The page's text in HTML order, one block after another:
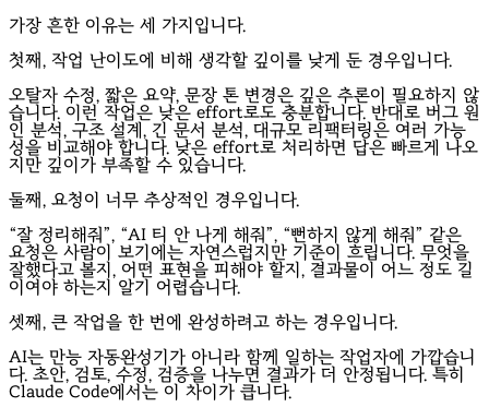
가장 흔한 이유는 세 가지입니다.
첫째, 작업 난이도에 비해 생각할 깊이를 낮게 둔 경우입니다.
오탈자 수정, 짧은 요약, 문장 톤 변경은 깊은 추론이 필요하지 않
습니다. 이런 작업은 낮은 effort로도 충분합니다. 반대로 버그 원
인 분석, 구조 설계, 긴 문서 분석, 대규모 리팩터링은 여러 가능
성을 비교해야 합니다. 낮은 effort로 처리하면 답은 빠르게 나오
지만 깊이가 부족할 수 있습니다.
둘째, 요청이 너무 추상적인 경우입니다.
“잘 정리해줘”, “AI 티 안 나게 해줘”, “뻔하지 않게 해줘” 같은
요청은 사람이 보기에는 자연스럽지만 기준이 흐립니다. 무엇을
잘했다고 볼지, 어떤 표현을 피해야 할지, 결과물이 어느 정도 길
이여야 하는지 알기 어렵습니다.
셋째, 큰 작업을 한 번에 완성하려고 하는 경우입니다.
AI는 만능 자동완성기가 아니라 함께 일하는 작업자에 가깝습니
다. 초안, 검토, 수정, 검증을 나누면 결과가 더 안정됩니다. 특히
Claude Code에서는 이 차이가 큽니다.